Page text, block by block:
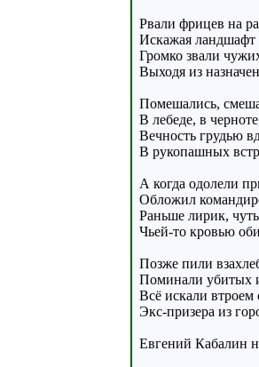
Рвали фрицев на
Искажая ландшафт
Громко звали
Выходя из
Помешались,
В лебеде, в
Вечность грудью
В рукопашных
А когда одолели
Обложил
Раньше лирик,
Чьей-то кровью
Позже пили
Поминали убитых
Всё искали втроем
Экс-призера из
Евгений Кабалин